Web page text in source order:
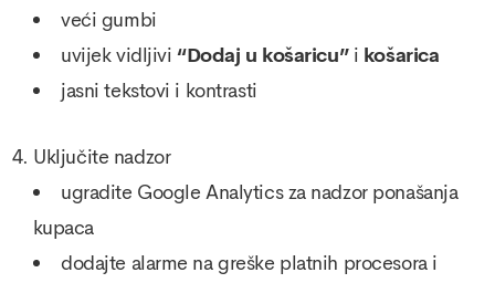
veći gumbi
uvijek vidljivi“Dodaj u košaricu”i košarica
jasni tekstovi i kontrasti
Uključite nadzor
ugradite Google Analytics za nadzor ponašanja
kupaca
dodajte alarme na greške platnih procesora i